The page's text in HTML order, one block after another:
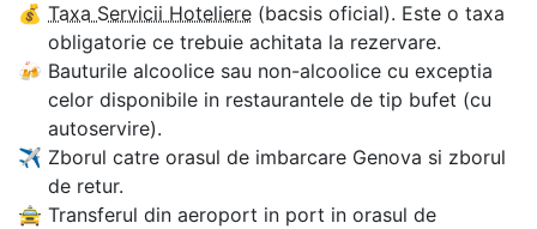
💰 Taxa Servicii Hoteliere (bacsis oficial). Este o taxa
obligatorie ce trebuie achitata la rezervare.
🍻 Bauturile alcoolice sau non-alcoolice cu exceptia
celor disponibile in restaurantele de tip bufet (cu
autoservire).
✈ Zborul catre orasul de imbarcare Genova si zborul
de retur.
🚖 Transferul din aeroport in port in orasul de